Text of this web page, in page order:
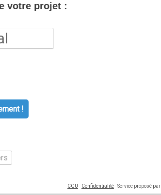
votre projet :
!
CGU - Confidentialité- Service proposé par